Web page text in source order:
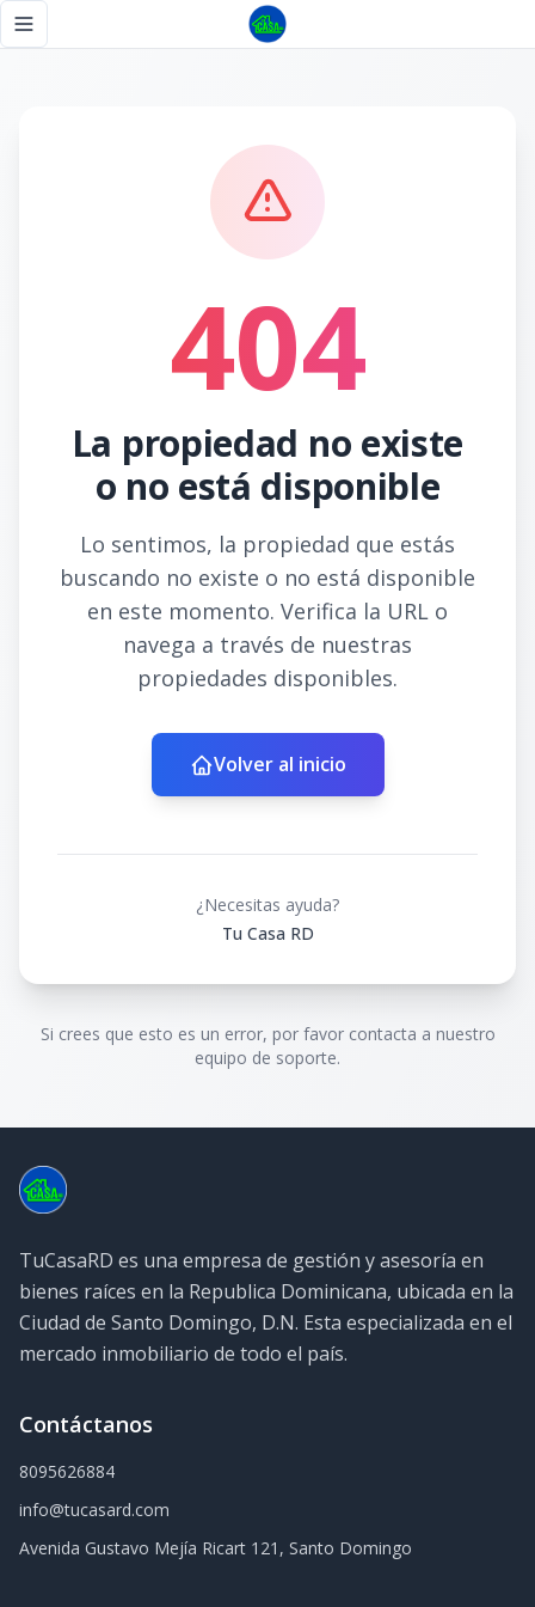
Toggle navigation menu
404
La propiedad no existe
o no está disponible
Lo sentimos, la propiedad que estás
buscando no existe o no está disponible
en este momento. Verifica la URL o
navega a través de nuestras
propiedades disponibles.
Volver al inicio
¿Necesitas ayuda?
Tu Casa RD
Si crees que esto es un error, por favor contacta a nuestro
equipo de soporte.
TuCasaRD es una empresa de gestión y asesoría en
bienes raíces en la Republica Dominicana, ubicada en la
Ciudad de Santo Domingo, D.N. Esta especializada en el
mercado inmobiliario de todo el país.
Contáctanos
8095626884
info@tucasard.com
Avenida Gustavo Mejía Ricart 121, Santo Domingo
Página no encontrada - Tu Casa RD